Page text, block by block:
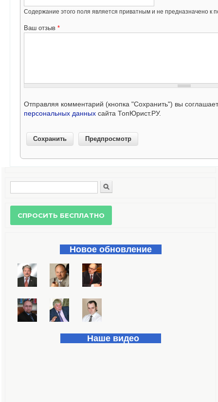
Содержание этого поля является приватным и не предназначено к
Ваш отзыв *
Отправляя комментарий (кнопка "Сохранить") вы
персональных данных сайта ТопЮрист.РУ.
Форма поиска
Новое обновление
Наше видео